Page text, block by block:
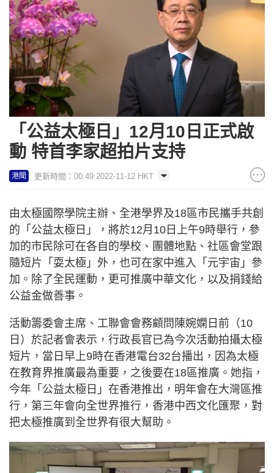
南區 華貴邨華禮樓 10880
屯門 澤豐花園澤民樓 10882
沙田 恆安邨恆海樓 10883
元朗 橫台山永寧里 10884
「公益太極日」12月10日正式啟
動 特首李家超拍片支持
港聞 更新時間：00:49 2022-11-12 HKT
由太極國際學院主辦、全港學界及18區市民攜手共創
的「公益太極日」，將於12月10日上午9時舉行，參
加的市民除可在各自的學校、團體地點、社區會堂跟
隨短片「耍太極」外，也可在家中進入「元宇宙」參
加。除了全民運動，更可推廣中華文化，以及捐錢給
公益金做善事。
活動籌委會主席、工聯會會務顧問陳婉嫻日前（10
日）於記者會表示，行政長官已為今次活動拍攝太極
短片，當日早上9時在香港電台32台播出，因為太極
在教育界推廣最為重要，之後要在18區推廣。她指，
今年「公益太極日」在香港推出，明年會在大灣區推
行，第三年會向全世界推行，香港中西文化匯聚，對
把太極推廣到全世界有很大幫助。